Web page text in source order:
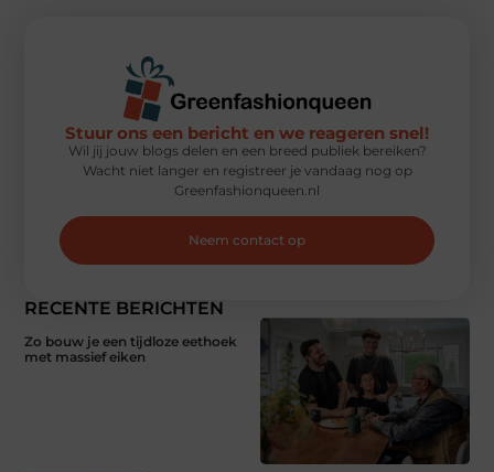
RECENTE BERICHTEN
Zo bouw je een tijdloze eethoek
met massief eiken
Stuur ons een bericht en we reageren snel!
Wil jij jouw blogs delen en een breed publiek bereiken?
Wacht niet langer en registreer je vandaag nog op
Greenfashionqueen.nl
Neem contact op